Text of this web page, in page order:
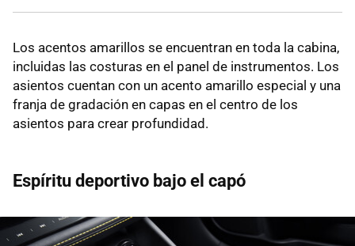
Los acentos amarillos se encuentran en toda la cabina,
incluidas las costuras en el panel de instrumentos. Los
asientos cuentan con un acento amarillo especial y una
franja de gradación en capas en el centro de los
asientos para crear profundidad.
Espíritu deportivo bajo el capó